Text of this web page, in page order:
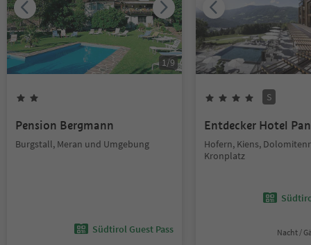
1/9
Pension Bergmann
Burgstall, Meran und Umgebung
Südtirol Guest Pass
S
Entdecker Hotel
Hofern, Kiens,
Kronplatz
Nacht /